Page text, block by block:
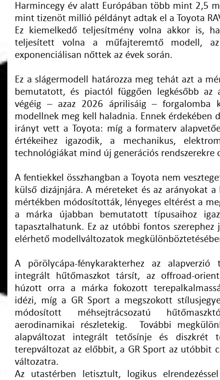
Harmincegy év alatt Európában több mint 2,5
mint tizenöt millió példányt adtak el a Toyota
Ez kiemelkedő teljesítmény volna akkor is,
teljesített volna a műfajteremtő modell, az
exponenciálisan nőttek az évek során.
Ez a slágermodell határozza meg tehát azt a
bemutatott, és piactól függően legkésőbb az
végéig – azaz 2026 áprilisáig – forgalomba
modellnek meg kell haladnia. Ennek érdekében
irányt vett a Toyota: míg a formaterv
értékeihez igazodik, a mechanikus,
technológiákat mind új generációs rendszerekre
A fentiekkel összhangban a Toyota nem
külső dizájnjára. A méreteket és az arányokat a
mértékben módosították, lényeges eltérést a
a márka újabban bemutatott típusaihoz
tapasztalhatunk. Ez az utóbbi fontos
elérhető modellváltozatok
A pörölycápa-fénykarakterhez az alapverzió
integrált hűtőmaszkot társít, az offroad-
húzott orra a márka fokozott
idézi, míg a GR Sport a megszokott
módosított méhsejtrácsozatú
aerodinamikai részletekig. További
alapváltozat integrált tetősínje és diszkrét
terepváltozat az előbbit, a GR Sport az utóbbit
változatra.
Az utastérben letisztult, logikus